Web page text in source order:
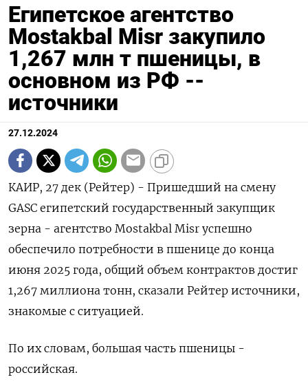
Египетское агентство
Mostakbal Misr закупило
1,267 млн т пшеницы, в
основном из РФ --
источники
27.12.2024
КАИР, 27 дек (Рейтер) - Пришедший на смену
GASC египетский государственный закупщик
зерна - агентство Mostakbal Misr успешно
обеспечило потребности в пшенице до конца
июня 2025 года, общий объем контрактов достиг
1,267 миллиона тонн, сказали Рейтер источники,
знакомые с ситуацией.
По их словам, большая часть пшеницы -
российская.